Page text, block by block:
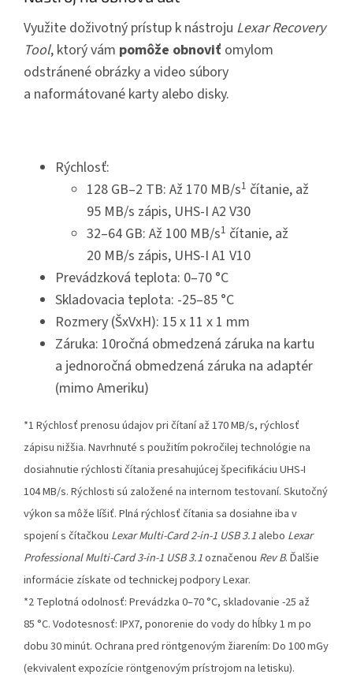
Využite doživotný prístup k nástroju Lexar Recovery
Tool, ktorý vám pomôže obnoviť omylom
odstránené obrázky a video súbory
a naformátované karty alebo disky.
Rýchlosť:
128 GB–2 TB: Až 170 MB/s1 čítanie, až
95 MB/s zápis, UHS-I A2 V30
32–64 GB: Až 100 MB/s1 čítanie, až
20 MB/s zápis, UHS-I A1 V10
Prevádzková teplota: 0–70 °C
Skladovacia teplota: -25–85 °C
Rozmery (ŠxVxH): 15 x 11 x 1 mm
Záruka: 10ročná obmedzená záruka na kartu
a jednoročná obmedzená záruka na adaptér
(mimo Ameriku)
*1 Rýchlosť prenosu údajov pri čítaní až 170 MB/s, rýchlosť
zápisu nižšia. Navrhnuté s použitím pokročilej technológie na
dosiahnutie rýchlosti čítania presahujúcej špecifikáciu UHS-I
104 MB/s. Rýchlosti sú založené na internom testovaní. Skutočný
výkon sa môže líšiť. Plná rýchlosť čítania sa dosiahne iba v
spojení s čítačkou Lexar Multi-Card 2-in-1 USB 3.1alebo Lexar
Professional Multi-Card 3-in-1 USB 3.1označenou Rev B. Ďalšie
informácie získate od technickej podpory Lexar.
*2 Teplotná odolnosť: Prevádzka 0–70 °C, skladovanie -25 až
85 °C. Vodotesnosť: IPX7, ponorenie do vody do hĺbky 1 m po
dobu 30 minút. Ochrana pred röntgenovým žiarením: Do 100 mGy
(ekvivalent expozície röntgenovým prístrojom na letisku).